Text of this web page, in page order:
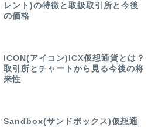
レント)の特徴と取扱取引所と今後
の価格
ICON(アイコン)ICX仮想通貨とは？
取引所とチャートから見る今後の将
来性
Sandbox(サンドボックス)仮想通